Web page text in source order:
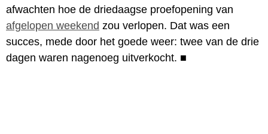
afwachten hoe de driedaagse proefopening van
afgelopen weekend zou verlopen. Dat was een
succes, mede door het goede weer: twee van de drie
dagen waren nagenoeg uitverkocht. ■